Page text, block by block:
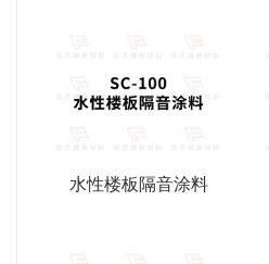
水性楼板隔音涂料